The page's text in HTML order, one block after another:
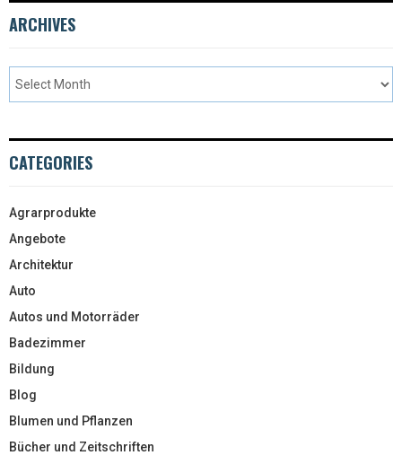
ARCHIVES
CATEGORIES
Agrarprodukte
Angebote
Architektur
Auto
Autos und Motorräder
Badezimmer
Bildung
Blog
Blumen und Pflanzen
Bücher und Zeitschriften